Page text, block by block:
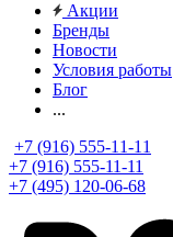
Акции
Бренды
Новости
Условия работы
Блог
...
+7 (916) 555-11-11
+7 (916) 555-11-11
+7 (495) 120-06-68